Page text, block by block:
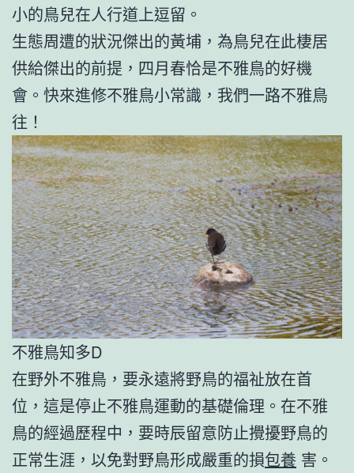
小的鳥兒在人行道上逗留。
生態周遭的狀況傑出的黃埔，為鳥兒在此棲居
供給傑出的前提，四月春恰是不雅鳥的好機
會。快來進修不雅鳥小常識，我們一路不雅鳥
往！
不雅鳥知多D
在野外不雅鳥，要永遠將野鳥的福祉放在首
位，這是停止不雅鳥運動的基礎倫理。在不雅
鳥的經過歷程中，要時辰留意防止攪擾野鳥的
正常生涯，以免對野鳥形成嚴重的損包養 害。